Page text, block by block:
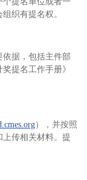
织有提名权。
依据，包括主件部
提名工作手册》
），并按照
上传相关材料。提